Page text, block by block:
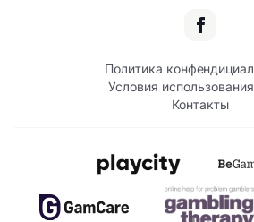
Политика
Условия
Контакты